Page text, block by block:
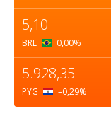
5,10
BRL 0,00%
5.928,35
PYG –0,29%